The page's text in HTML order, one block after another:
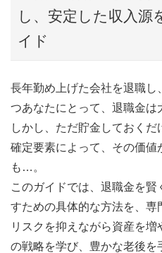
し、安定した収入源
イド
長年勤め上げた会社を退職
つあなたにとって、退職金は
しかし、ただ貯金しておく
確定要素によって、その価値
も…。
このガイドでは、退職金を
すための具体的な方法を、専
リスクを抑えながら資産を
の戦略を学び、豊かな老後を